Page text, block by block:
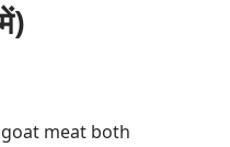
meat both